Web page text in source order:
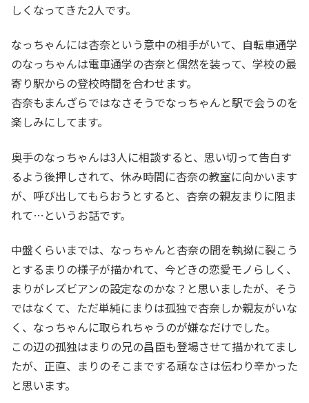
しくなってきた2人です。
なっちゃんには杏奈という意中の相手がいて、自転車通学
のなっちゃんは電車通学の杏奈と偶然を装って、学校の最
寄り駅からの登校時間を合わせます。
杏奈もまんざらではなさそうでなっちゃんと駅で会うのを
楽しみにしてます。
奥手のなっちゃんは3人に相談すると、思い切って告白す
るよう後押しされて、休み時間に杏奈の教室に向かいます
が、呼び出してもらおうとすると、杏奈の親友まりに阻ま
れて…というお話です。
中盤くらいまでは、なっちゃんと杏奈の間を執拗に裂こう
とするまりの様子が描かれて、今どきの恋愛モノらしく、
まりがレズビアンの設定なのかな？と思いましたが、そう
ではなくて、ただ単純にまりは孤独で杏奈しか親友がいな
く、なっちゃんに取られちゃうのが嫌なだけでした。
この辺の孤独はまりの兄の昌臣も登場させて描かれてまし
たが、正直、まりのそこまでする頑なさは伝わり辛かった
と思います。